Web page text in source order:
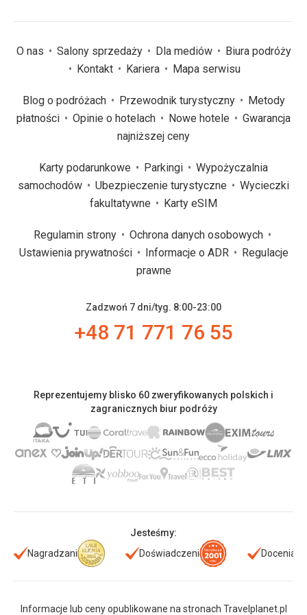
O nas Salony sprzedaży Dla mediów
Biura podróży
Kontakt
Kariera Mapa serwisu
Blog o podróżach Przewodnik turystyczny
Metody
płatności
Opinie o hotelach Nowe hotele
Gwarancja
najniższej ceny
Karty podarunkowe Parkingi
Wypożyczalnia
samochodów
Ubezpieczenie turystyczne
Wycieczki
fakultatywne
Karty eSIM
Regulamin strony
Ochrona danych osobowych
Ustawienia prywatności
Informacje o ADR
Regulacje
prawne
Zadzwoń 7 dni/tyg. 8:00-23:00
+48 71 771 76 55
Reprezentujemy blisko 60 zweryfikowanych polskich i
zagranicznych biur podróży
Jesteśmy:
Nagradzani
Doświadczeni Doceniani
Informacje lub ceny opublikowane na stronach Travelplanet.pl